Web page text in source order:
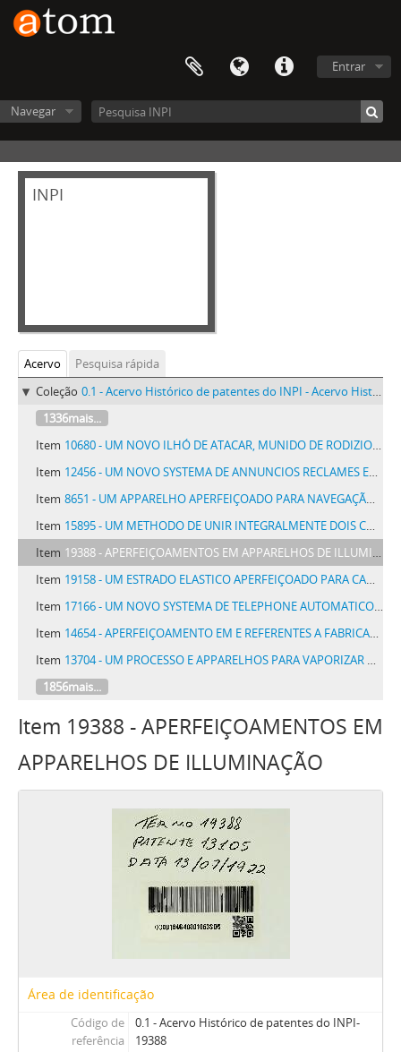
Entrar
Navegar
INPI
Acervo
Pesquisa rápida
Coleção 0.1 - Acervo Histórico de patentes do INPI - Acervo Histórico de patentes do INPI
1336mais...
Item 10680 - UM NOVO ILHÓ DE ATACAR, MUNIDO DE RODIZIOS PARA O ATACADOR, DESTINADO A CALÇADOS E OUTROS ARTIGOS
Item 12456 - UM NOVO SYSTEMA DE ANNUNCIOS RECLAMES EM VIDROS
Item 8651 - UM APPARELHO APERFEIÇOADO PARA NAVEGAÇÃO AEREA
Item 15895 - UM METHODO DE UNIR INTEGRALMENTE DOIS CORPOS METALLICOS
Item 19388 - APERFEIÇOAMENTOS EM APPARELHOS DE ILLUMINAÇÃO
Item 19158 - UM ESTRADO ELASTICO APERFEIÇOADO PARA CAMAS
Item 17166 - UM NOVO SYSTEMA DE TELEPHONE AUTOMATICO SELECTIVO
Item 14654 - APERFEIÇOAMENTO EM E REFERENTES A FABRICAÇÃO DE BRIQUETTES DE CARVÃO
Item 13704 - UM PROCESSO E APPARELHOS PARA VAPORIZAR OU CONDENSAR SOLUÇOES, EMULSÕES E SUSPENSÕES, ASSIM COMO PARA REALISAR REAÇÕES CHIMICAS
1856mais...
Item 19388 - APERFEIÇOAMENTOS EM
APPARELHOS DE ILLUMINAÇÃO
Área de identificação
Código de
referência
0.1 - Acervo Histórico de patentes do INPI-
19388